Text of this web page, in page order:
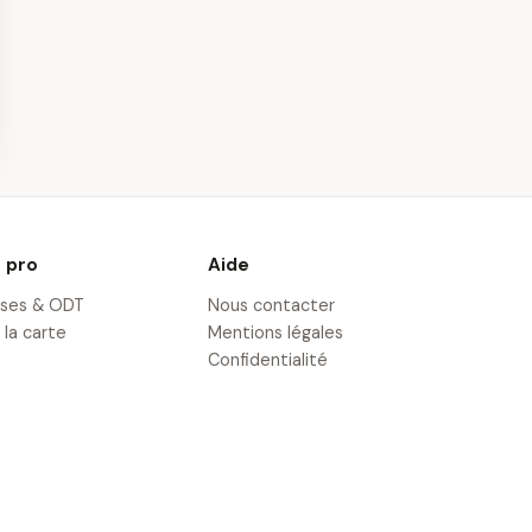
au
à Pau
pro
& ODT
la carte
Aide
Nous contacter
Mentions légales
Confidentialité